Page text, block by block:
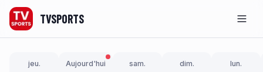
TVSPORTS
jeu. Aujourd'hui sam. dim. lun.